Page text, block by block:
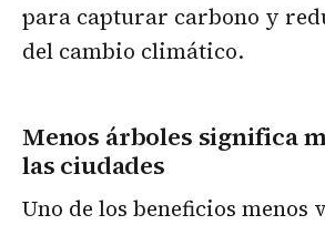
para capturar carbono y
del cambio climático.
Menos árboles significa
las ciudades
Uno de los beneficios menos